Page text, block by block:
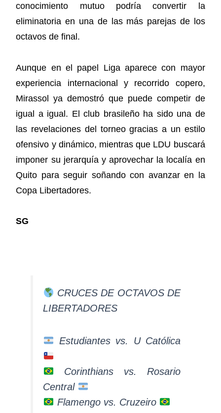
conocimiento mutuo podría convertir la
eliminatoria en una de las más parejas de los
octavos de final.
Aunque en el papel Liga aparece con mayor
experiencia internacional y recorrido copero,
Mirassol ya demostró que puede competir de
igual a igual. El club brasileño ha sido una de
las revelaciones del torneo gracias a un estilo
ofensivo y dinámico, mientras que LDU buscará
imponer su jerarquía y aprovechar la localía en
Quito para seguir soñando con avanzar en la
Copa Libertadores.
SG
CRUCES DE OCTAVOS DE
LIBERTADORES
Estudiantes vs. U Católica
Corinthians vs. Rosario
Central
Flamengo vs. Cruzeiro